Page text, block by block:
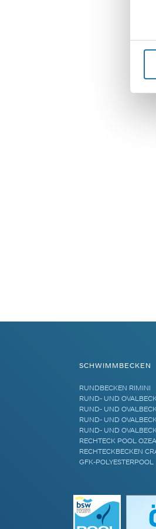
SCHWIMMBECKEN
RUNDBECKEN RIMINI
RUND- UND
RUND- UND
RUND- UND
RUND- UND
RECHTECK POOL
RECHTECKBECKEN
GFK-POLYESTERPOOL